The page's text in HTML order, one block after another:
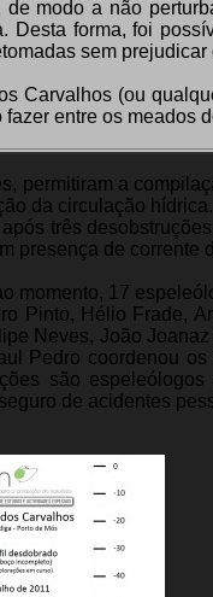
modo a não
Desta forma, foi
sem
Carvalhos (ou
entre os meados
permitiram a
da circulação hídrica.
três
presença de corrente
momento, 17
Pinto, Hélio Frade,
Neves, João
Pedro coordenou
são
de acidentes